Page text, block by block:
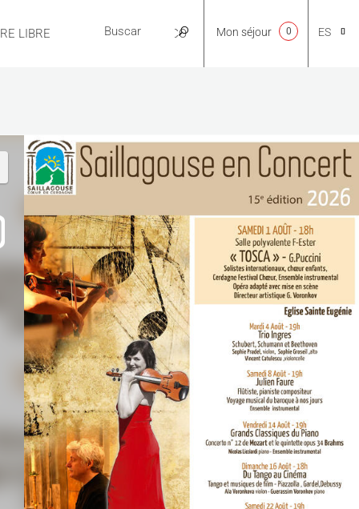
LIBRE PRÁCTICO
NL
ES
Mon séjour 0